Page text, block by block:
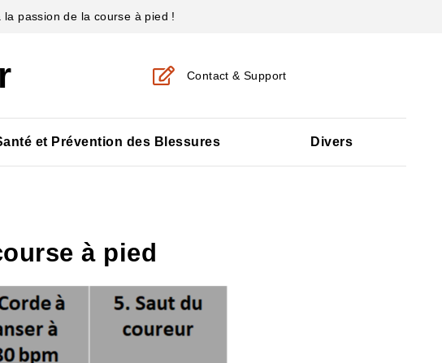
passion de la course à pied !
Contact & Support
et Prévention des Blessures Divers
à pied